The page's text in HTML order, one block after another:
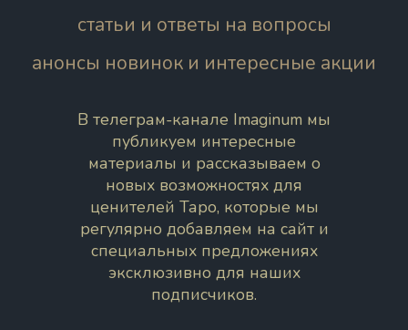
статьи и ответы на вопросы
анонсы новинок и интересные акции
В телеграм-канале Imaginum мы
публикуем интересные
материалы и рассказываем о
новых возможностях для
ценителей Таро, которые мы
регулярно добавляем на сайт и
специальных предложениях
эксклюзивно для наших
подписчиков.